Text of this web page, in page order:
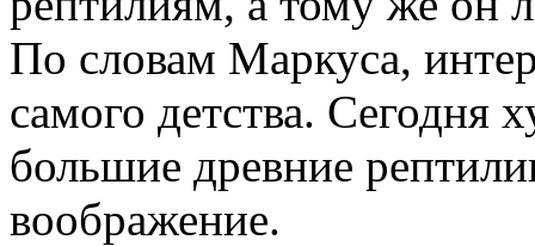
По словам Маркуса,
самого детства. Сегодня
большие древние
воображение.